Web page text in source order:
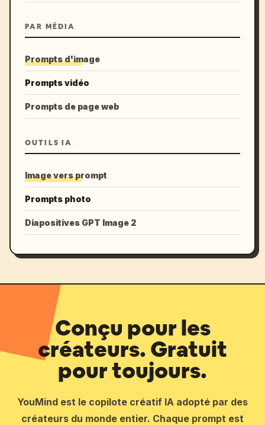
PAR MÉDIA
Prompts d'image
Prompts vidéo
Prompts de page web
OUTILS IA
Image vers prompt
Prompts photo
Diapositives GPT Image 2
Conçu pour les
créateurs. Gratuit
pour toujours.
YouMind est le copilote créatif IA adopté par des
créateurs du monde entier. Chaque prompt est